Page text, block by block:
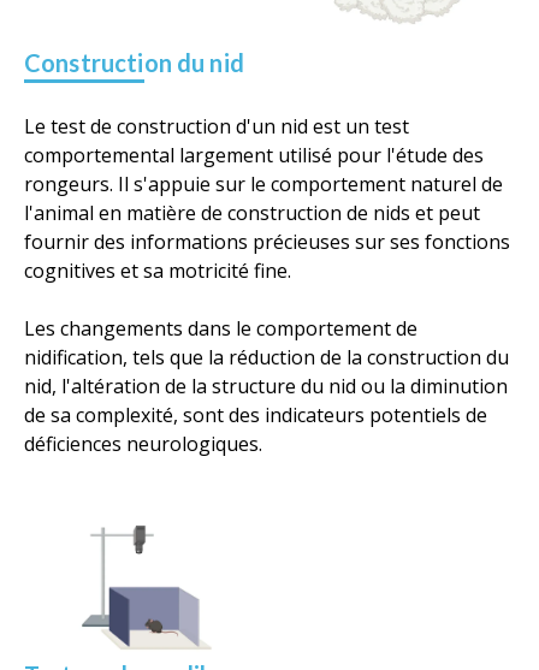
Construction du nid
Le test de construction d'un nid est un test
comportemental largement utilisé pour l'étude des
rongeurs. Il s'appuie sur le comportement naturel de
l'animal en matière de construction de nids et peut
fournir des informations précieuses sur ses fonctions
cognitives et sa motricité fine.
Les changements dans le comportement de
nidification, tels que la réduction de la construction du
nid, l'altération de la structure du nid ou la diminution
de sa complexité, sont des indicateurs potentiels de
déficiences neurologiques.